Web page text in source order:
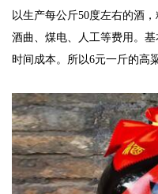
以生产每公斤50度左右的酒
酒曲、煤电、人工等费用。
时间成本。所以6元一斤的高